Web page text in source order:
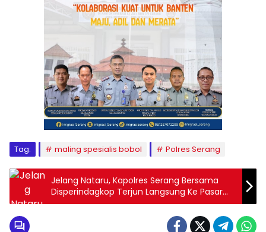
Tag: maling spesialis bobol Polres Serang
Jelang Nataru, Kapolres Serang Bersama
Disperindagkop Terjun Langsung Ke Pasar
Ciruas